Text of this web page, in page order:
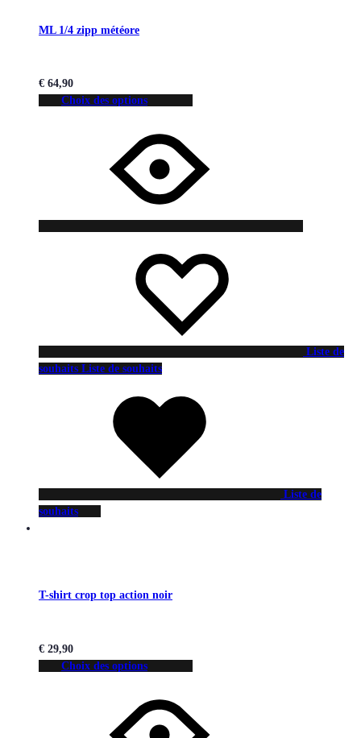
ML 1/4 zipp météore
€ 64,90
Choix des options
Liste de
souhaits Liste de souhaits
Liste de
souhaits
T-shirt crop top action noir
€ 29,90
Choix des options